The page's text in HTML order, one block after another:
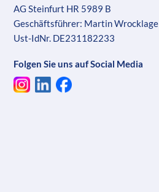
AG Steinfurt HR 5989 B
Geschäftsführer: Martin Wrocklage
Ust-IdNr. DE231182233
Folgen Sie uns auf Social Media